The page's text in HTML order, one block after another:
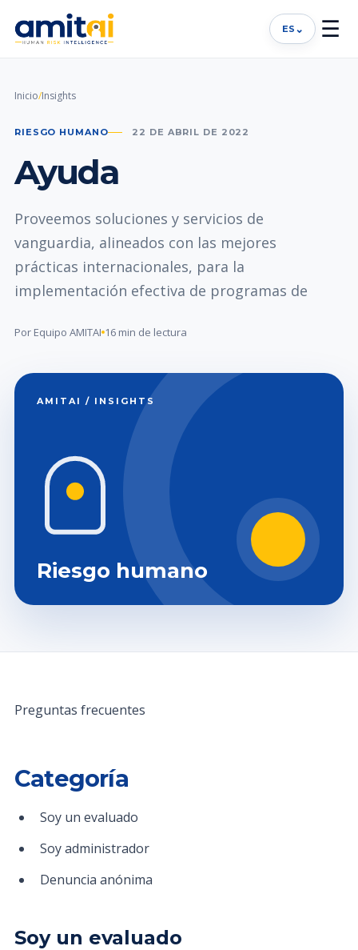
ES ⌄ ☰
Inicio/Insights
RIESGO HUMANO 22 DE ABRIL DE 2022
Ayuda
Proveemos soluciones y servicios de
vanguardia, alineados con las mejores
prácticas internacionales, para la
implementación efectiva de programas de
Por Equipo AMITAI 16 min de lectura
AMITAI / INSIGHTS
Riesgo humano
Preguntas frecuentes
Categoría
Soy un evaluado
Soy administrador
Denuncia anónima
Soy un evaluado